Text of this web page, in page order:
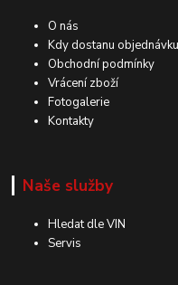
O nás
Kdy dostanu
Obchodní podmínky
Vrácení zboží
Fotogalerie
Kontakty
Naše služby
Hledat dle VIN
Servis